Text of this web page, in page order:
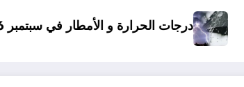
الحرارة و الأمطار في سبتمبر 2026 في الجزائر